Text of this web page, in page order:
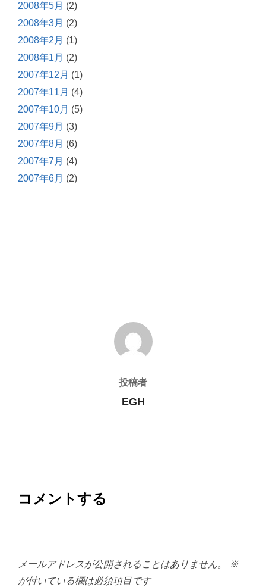
2008年5月 (2)
2008年3月 (2)
2008年2月 (1)
2008年1月 (2)
2007年12月 (1)
2007年11月 (4)
2007年10月 (5)
2007年9月 (3)
2007年8月 (6)
2007年7月 (4)
2007年6月 (2)
投稿者
投稿者
EGH
コメントする
メールアドレスが公開されることはありません。
※
が付いている欄は必須項目です